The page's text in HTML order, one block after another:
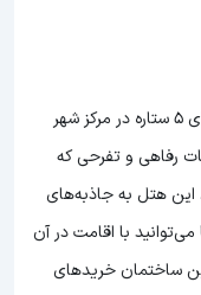
گرند هتل یکی از بهترین و مجهزترین هتل‌های 5 ستاره در مرکز شهر
رفاهی و تفرحی که
این هتل به جاذبه‌های
با اقامت در آن
ساختمان خریدهای